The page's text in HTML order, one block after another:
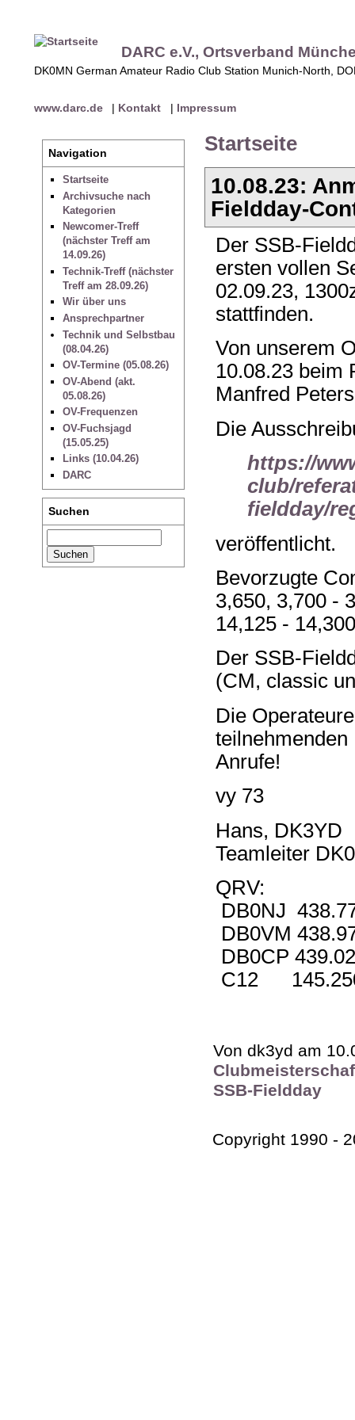
DARC e.V., Ortsverband
DK0MN German Amateur Radio Club Station Munich-North,
www.darc.de | Kontakt | Impressum
Navigation
Startseite
Archivsuche nach
Kategorien
Newcomer-Treff
(nächster Treff am
14.09.26)
Technik-Treff (nächster
Treff am 28.09.26)
Wir über uns
Ansprechpartner
Technik und Selbstbau
(08.04.26)
OV-Termine (05.08.26)
OV-Abend (akt.
05.08.26)
OV-Frequenzen
OV-Fuchsjagd
(15.05.25)
Links (10.04.26)
DARC
Suchen
Startseite
10.08.23:
Fieldday-
Der SSB-
ersten vollen
02.09.23,
stattfinden.
Von unserem
10.08.23 beim
Manfred
Die
https://
club/
fieldday/
veröffentlicht.
Bevorzugte
3,650, 3,700 -
14,125 - 14,300
Der SSB-
(CM, classic
Die
teilnehmenden
Anrufe!
vy 73
Hans, DK3YD
Teamleiter
QRV:
DB0NJ
DB0VM
DB0CP
C12
Von dk3yd am
SSB-Fieldday
Copyright 1990 -